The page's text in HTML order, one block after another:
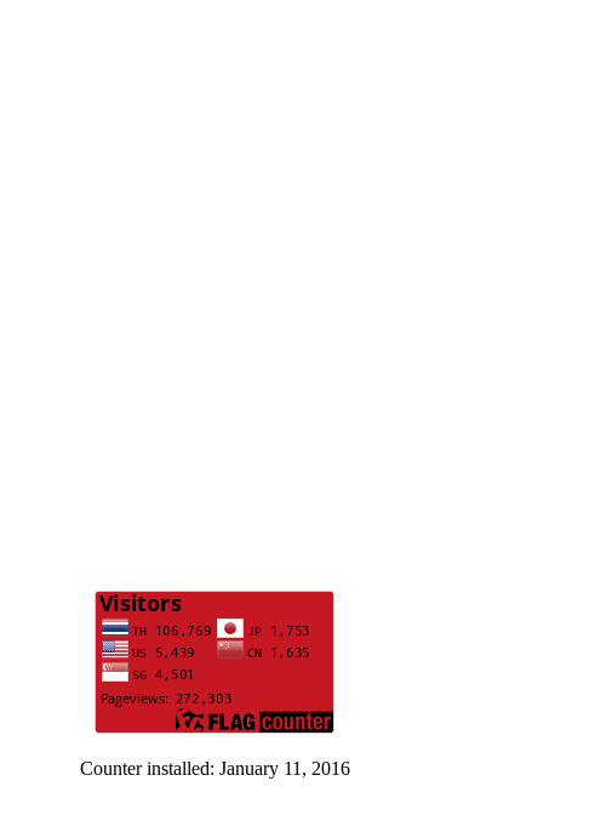
Counter installed: January 11, 2016